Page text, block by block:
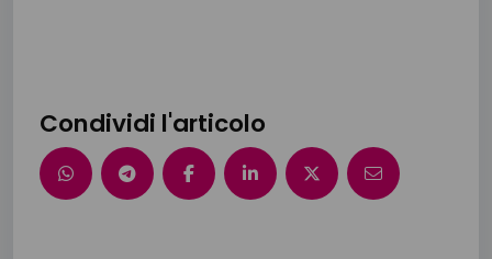
Condividi l'articolo